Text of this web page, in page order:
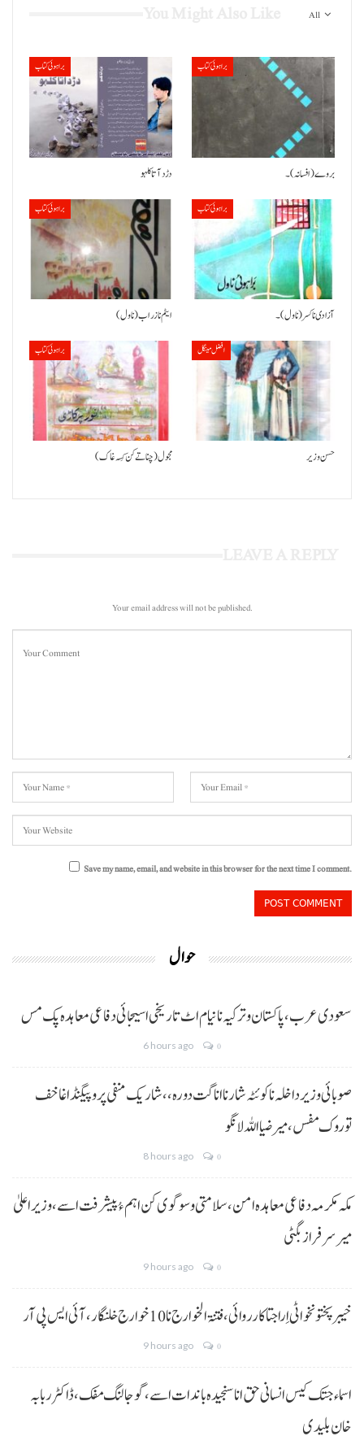
All
براہوئی کتاب
دڑد آتا کلہو
براہوئی کتاب
بروے (افسانہ)۔
براہوئی کتاب
ایٹم نا زراب (ناول)
براہوئی کتاب
آزادی نا کسر (ناول)۔
براہوئی کتاب
مجول (چنا تے کن کِسہ غاک)
افضل مینگل
حسن وزیر
Your email address will not be published.
Save my name, email, and website in this browser for the next time I comment.
حوال
سعودی عرب، پاکستان و ترکیہ نا نیام اٹ تاریخی اسیجائی دفاعی معاہدہ پک مس
6 hours ago 0
صوبائی وزیر داخلہ نا کوئٹہ شار نا اناگت دورہ،، شاریک منفی پروپیگنڈا غا خف
توروک مفس، میر ضیا اللہ لانگو
8 hours ago 0
مکہ مکرمہ دفاعی معاہدہ امن، سلامتی و سوگوی کن اہم ءُ پیشرفت اسے،وزیراعلیٰ
میر سرفراز بگٹی
9 hours ago 0
خیبر پختونخوا ٹی اِرا جتا کارروائی، فتنۃ الخوارج نا 10خوارج خلنگار،آئی ایس پی آر
9 hours ago 0
اسماء جتک کیس انسانی حق انا سنجیدہ باندات اسے، گوجالنگ مفک،ڈاکٹر ربابہ
خان بلیدی